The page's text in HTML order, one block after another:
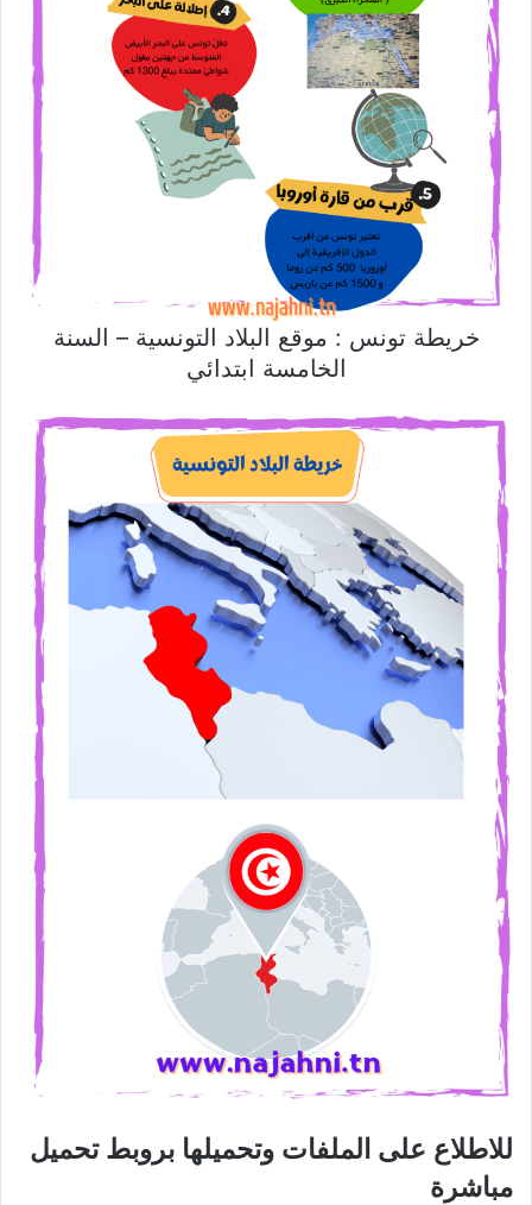
خريطة تونس : موقع البلاد التونسية – السنة
الخامسة ابتدائي
للاطلاع على الملفات وتحميلها بروبط تحميل
مباشرة